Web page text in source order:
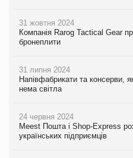
31 жовтня 2024
Компанія Rarog Tactical Gear
бронеплити
31 липня 2024
Напівфабрикати та консерви,
нема світла
24 червня 2024
Meest Пошта і Shop-Express
українських підприємців